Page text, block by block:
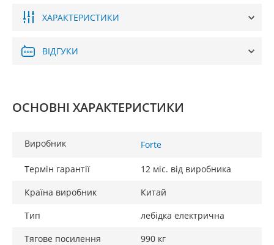
ХАРАКТЕРИСТИКИ
ВІДГУКИ
ОСНОВНІ ХАРАКТЕРИСТИКИ
Виробник Forte
Термін гарантії
12 міс. від виробника
Країна виробник
Китай
Тип
лебідка електрична
Тягове посилення
990 кг